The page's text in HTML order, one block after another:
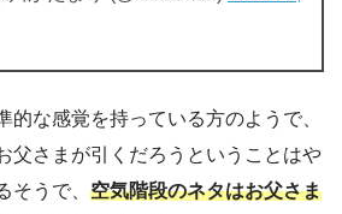
的な感覚を持っている方のようで、
父さまが引くだろうということはや
そうで、 空気階段のネタはお父さま